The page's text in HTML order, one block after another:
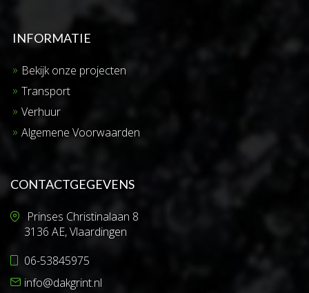
INFORMATIE
Bekijk onze projecten
Transport
Verhuur
Algemene Voorwaarden
CONTACTGEGEVENS
Prinses Christinalaan 8
3136 AE, Vlaardingen
06-53845975
info@dakgrint.nl